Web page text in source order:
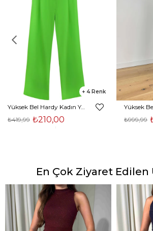
4
Yüksek Bel Hardy Kadın Yeşil Palazzo Pantolon 23K000407
₺210,00
₺419,99 ₺999,99
En Çok Ziyaret